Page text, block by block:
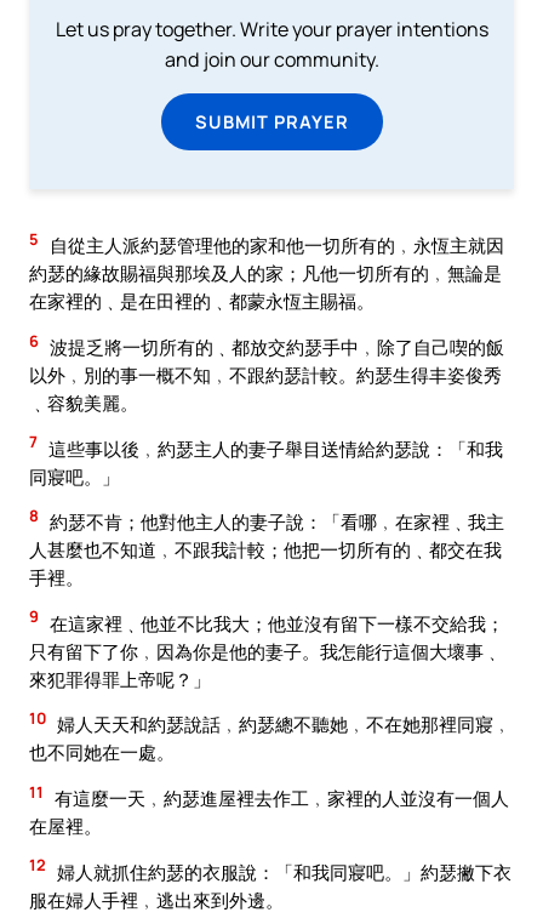
Let us pray together. Write your prayer intentions
and join our community.
SUBMIT PRAYER
5
自從主人派約瑟管理他的家和他一切所有的﹐永恆主就因
約瑟的緣故賜福與那埃及人的家；凡他一切所有的﹐無論是
在家裡的﹑是在田裡的﹑都蒙永恆主賜福。
6 波提乏將一切所有的﹑都放交約瑟手中﹐除了自己喫的飯
以外﹐別的事一概不知﹐不跟約瑟計較。約瑟生得丰姿俊秀
﹑容貌美麗。
7 這些事以後﹐約瑟主人的妻子舉目送情給約瑟說：「和我
同寢吧。」
8 約瑟不肯；他對他主人的妻子說：「看哪﹐在家裡﹑我主
人甚麼也不知道﹐不跟我計較；他把一切所有的﹑都交在我
手裡。
9 在這家裡﹑他並不比我大；他並沒有留下一樣不交給我；
只有留下了你﹐因為你是他的妻子。我怎能行這個大壞事﹑
來犯罪得罪上帝呢？」
10 婦人天天和約瑟說話﹐約瑟總不聽她﹐不在她那裡同寢﹐
也不同她在一處。
11
有這麼一天﹐約瑟進屋裡去作工﹐家裡的人並沒有一個人
在屋裡。
12 婦人就抓住約瑟的衣服說：「和我同寢吧。」約瑟撇下衣
服在婦人手裡﹐逃出來到外邊。